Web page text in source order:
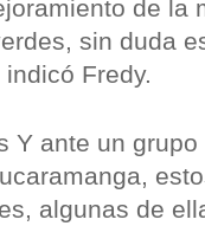
de la
sin duda
Fredy.
Y ante un
algunas de